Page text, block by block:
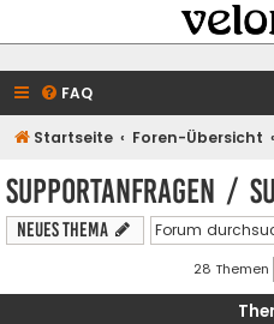
FAQ
Startseite Foren-Übersicht
Supportanfragen /
Neues Thema
28 Themen